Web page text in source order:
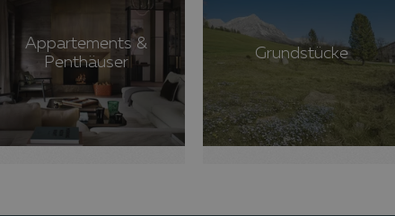
Appartements &
Penthäuser
Grundstücke